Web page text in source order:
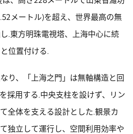
メートル)を超え、世界最高の無
.東方明珠電視塔、上海中心に続
位置付ける.
り、「上海之門」は無軸構造と回
採用する.中央支柱を設けず、リン
全体を支える設計とした.観景カ
独立して運行し、空間利用効率や